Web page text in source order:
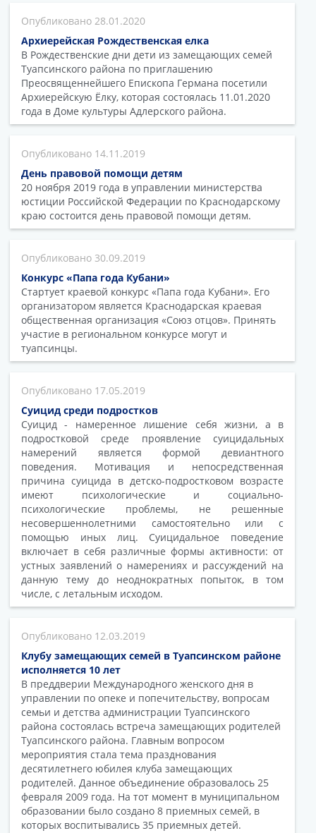
28.01.2020
Архиерейская Рождественская елка
В Рождественские дни дети из замещающих семей
Туапсинского района по приглашению
Преосвященнейшего Епископа Германа посетили
Архиерейскую Ёлку, которая состоялась 11.01.2020
года в Доме культуры Адлерского района.
14.11.2019
День правовой помощи детям
20 ноября 2019 года в управлении министерства
юстиции Российской Федерации по Краснодарскому
краю состоится день правовой помощи детям.
30.09.2019
Конкурс «Папа года Кубани»
Стартует краевой конкурс «Папа года Кубани». Его
организатором является Краснодарская краевая
общественная организация «Союз отцов». Принять
участие в региональном конкурсе могут и
туапсинцы.
17.05.2019
Суицид среди подростков
Суицид - намеренное лишение себя жизни, а в
подростковой среде проявление суицидальных
намерений является формой девиантного
поведения. Мотивация и непосредственная
причина суицида в детско-подростковом возрасте
имеют психологические и социально-
психологические проблемы, не решенные
несовершеннолетними самостоятельно или с
помощью иных лиц. Суицидальное поведение
включает в себя различные формы активности: от
устных заявлений о намерениях и рассуждений на
данную тему до неоднократных попыток, в том
числе, с летальным исходом.
12.03.2019
Клубу замещающих семей в Туапсинском районе
исполняется 10 лет
В преддверии Международного женского дня в
управлении по опеке и попечительству, вопросам
семьи и детства администрации Туапсинского
района состоялась встреча замещающих родителей
Туапсинского района. Главным вопросом
мероприятия стала тема празднования
десятилетнего юбилея клуба замещающих
родителей. Данное объединение образовалось 25
февраля 2009 года. На тот момент в муниципальном
образовании было создано 8 приемных семей, в
которых воспитывались 35 приемных детей.